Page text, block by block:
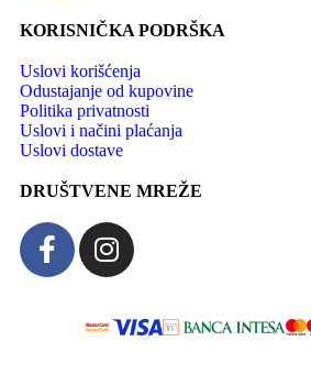
KORISNIČKA PODRŠKA
Uslovi korišćenja
Odustajanje od kupovine
Politika privatnosti
Uslovi i načini plaćanja
Uslovi dostave
DRUŠTVENE MREŽE